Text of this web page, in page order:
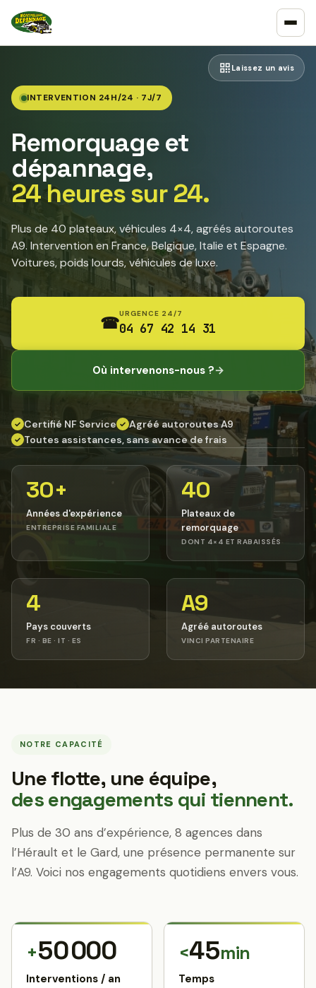
Laissez un avis
INTERVENTION 24H/24 · 7J/7
Remorquage et
dépannage,
24 heures sur 24.
Plus de 40 plateaux, véhicules 4×4, agréés autoroutes
A9. Intervention en France, Belgique, Italie et Espagne.
Voitures, poids lourds, véhicules de luxe.
☎URGENCE 24/7
04 67 42 14 31
Où intervenons-nous ?→
✓ Certifié NF Service ✓ Agréé autoroutes A9
✓ Toutes assistances, sans avance de frais
30+
Années d'expérience
ENTREPRISE FAMILIALE
40
Plateaux de
remorquage
DONT 4×4 ET RABAISSÉS
4
Pays couverts
FR · BE · IT · ES
A9
Agréé autoroutes
VINCI PARTENAIRE
NOTRE CAPACITÉ
Une flotte, une équipe,
des engagements qui tiennent.
Plus de 30 ans d’expérience, 8 agences dans
l’Hérault et le Gard, une présence permanente sur
l’A9. Voici nos engagements quotidiens envers vous.
+50 000
Interventions / an
<45min
Temps